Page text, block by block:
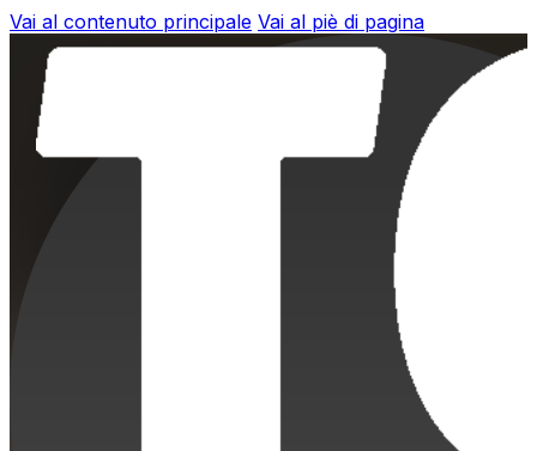
Vai al contenuto principale Vai al piè di pagina